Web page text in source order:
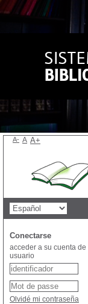
A- A A+
Conectarse
acceder a su cuenta de
usuario
Olvidé mi contraseña